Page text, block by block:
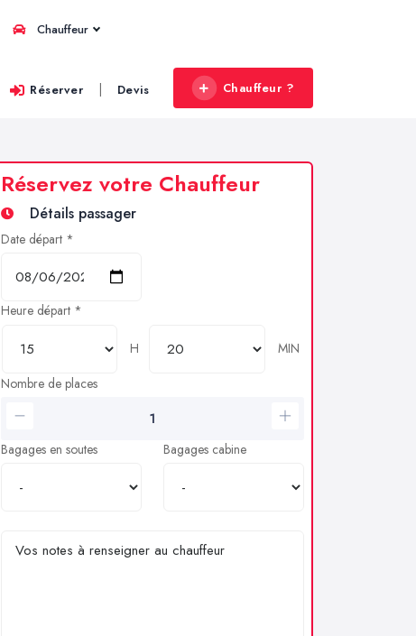
Chauffeur
Réserver | Devis Chauffeur ?
Réservez votre Chauffeur
Détails passager
Date départ *
Heure départ *
H
MIN
Nombre de places
Bagages en soutes Bagages cabine